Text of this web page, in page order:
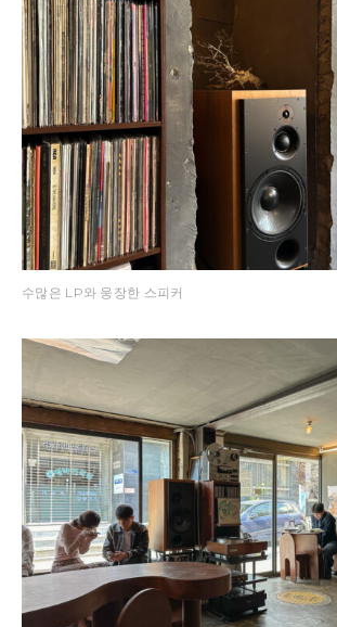
수많은 LP와 웅장한 스피커